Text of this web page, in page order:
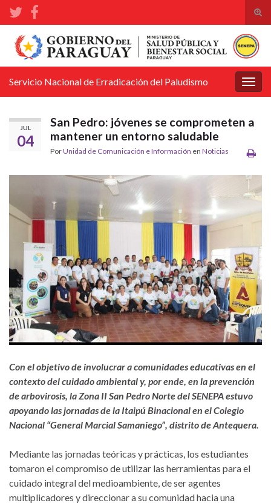
el
de
Search for:
la
Servicio Nacional de Erradicación del Paludismo
JUL
04
San Pedro: jóvenes se comprometen a
mantener un entorno saludable
PorUnidad de Comunicación e Información en Noticias
Con el objetivo de involucrar a comunidades educativas en el
contexto del cuidado ambiental y, por ende, en la prevención
de arbovirosis, la Zona II San Pedro Norte del SENEPA estuvo
apoyando las jornadas de la Itaipú Binacional en el Colegio
Nacional “General Marcial Samaniego”, distrito de Antequera.
Mediante las jornadas teóricas y prácticas, los estudiantes
tomaron el compromiso de utilizar las herramientas para el
cuidado integral del medioambiente, de ser agentes
multiplicadores y direccionar a su comunidad hacia una